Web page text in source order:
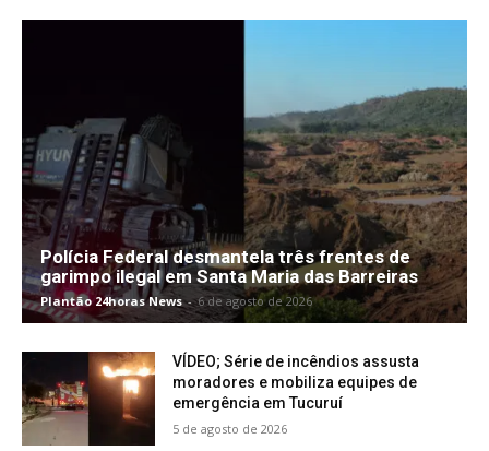
Polícia Federal desmantela três frentes de
garimpo ilegal em Santa Maria das Barreiras
Plantão 24horas News - 6 de agosto de 2026
VÍDEO; Série de incêndios assusta
moradores e mobiliza equipes de
emergência em Tucuruí
5 de agosto de 2026